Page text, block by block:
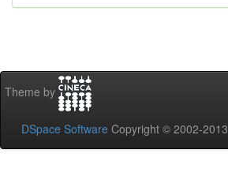
Theme by
DSpace Software Copyright © 2002-2013